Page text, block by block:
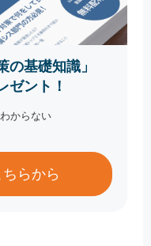
基礎知識」
ゼント！
からない
らから